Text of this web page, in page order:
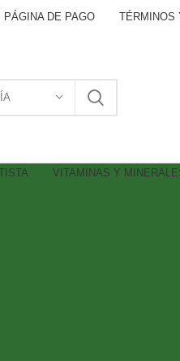
PÁGINA DE PAGO TÉRMINOS
VITAMINAS Y